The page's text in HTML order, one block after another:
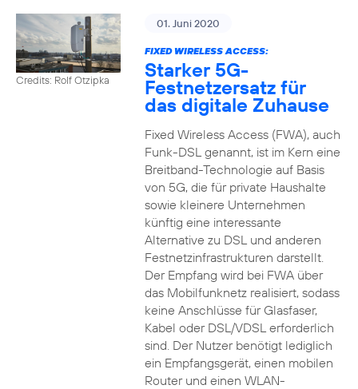
Credits: Rolf Otzipka
01. Juni 2020
FIXED WIRELESS ACCESS:
Starker 5G-
Festnetzersatz für
das digitale Zuhause
Fixed Wireless Access (FWA), auch
Funk-DSL genannt, ist im Kern eine
Breitband-Technologie auf Basis
von 5G, die für private Haushalte
sowie kleinere Unternehmen
künftig eine interessante
Alternative zu DSL und anderen
Festnetzinfrastrukturen darstellt.
Der Empfang wird bei FWA über
das Mobilfunknetz realisiert, sodass
keine Anschlüsse für Glasfaser,
Kabel oder DSL/VDSL erforderlich
sind. Der Nutzer benötigt lediglich
ein Empfangsgerät, einen mobilen
Router und einen WLAN-